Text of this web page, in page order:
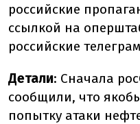
российские
ссылкой на
российские
Детали: Сначала
сообщили, что
попытку атаки